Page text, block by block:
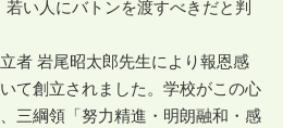
い人にバトンを渡すべきだと判
者 岩尾昭太郎先生により報恩感
て創立されました。学校がこの心
三綱領「努力精進・明朗融和・感